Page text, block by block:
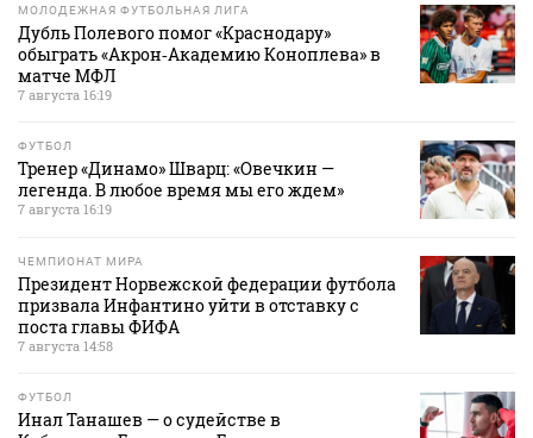
МОЛОДЕЖНАЯ ФУТБОЛЬНАЯ ЛИГА
Дубль Полевого помог «Краснодару»
обыграть «Акрон‑Академию Коноплева» в
матче МФЛ
7 августа 16:19
ФУТБОЛ
Тренер «Динамо» Шварц: «Овечкин —
легенда. В любое время мы его ждем»
7 августа 16:19
ЧЕМПИОНАТ МИРА
Президент Норвежской федерации футбола
призвала Инфантино уйти в отставку с
поста главы ФИФА
7 августа 14:58
ФУТБОЛ
Инал Танашев — о судействе в